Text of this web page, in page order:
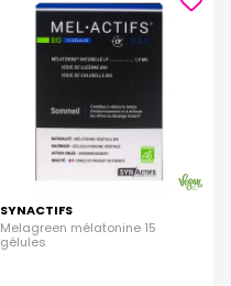
SYNACTIFS
Melagreen mélatonine 15
gélules